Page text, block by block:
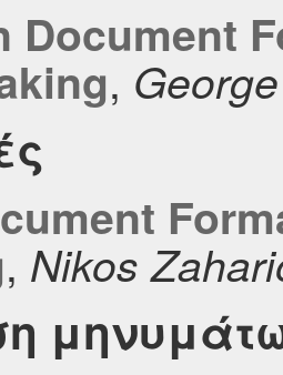
Document
,
, Nikos